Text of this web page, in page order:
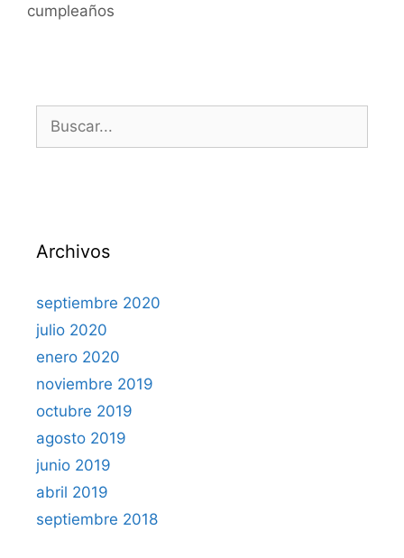
cumpleaños
Archivos
septiembre 2020
julio 2020
enero 2020
noviembre 2019
octubre 2019
agosto 2019
junio 2019
abril 2019
septiembre 2018